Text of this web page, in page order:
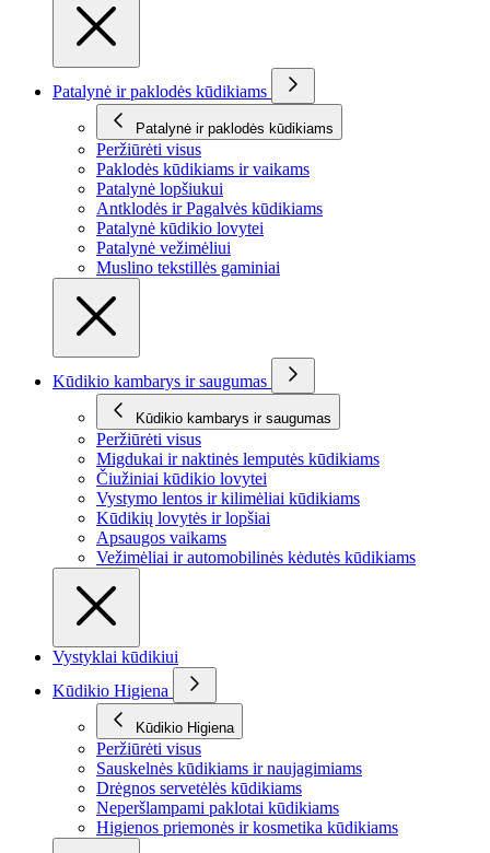
Patalynė ir paklodės kūdikiams
Patalynė ir paklodės kūdikiams
Peržiūrėti visus
Paklodės kūdikiams ir vaikams
Patalynė lopšiukui
Antklodės ir Pagalvės kūdikiams
Patalynė kūdikio lovytei
Patalynė vežimėliui
Muslino tekstillės gaminiai
Kūdikio kambarys ir saugumas
Kūdikio kambarys ir saugumas
Peržiūrėti visus
Migdukai ir naktinės lemputės kūdikiams
Čiužiniai kūdikio lovytei
Vystymo lentos ir kilimėliai kūdikiams
Kūdikių lovytės ir lopšiai
Apsaugos vaikams
Vežimėliai ir automobilinės kėdutės kūdikiams
Vystyklai kūdikiui
Kūdikio Higiena
Kūdikio Higiena
Peržiūrėti visus
Sauskelnės kūdikiams ir naujagimiams
Drėgnos servetėlės kūdikiams
Neperšlampami paklotai kūdikiams
Higienos priemonės ir kosmetika kūdikiams